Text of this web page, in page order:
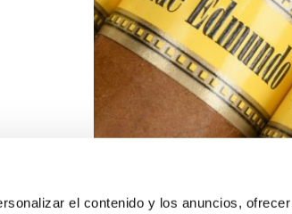
el contenido y los anuncios,